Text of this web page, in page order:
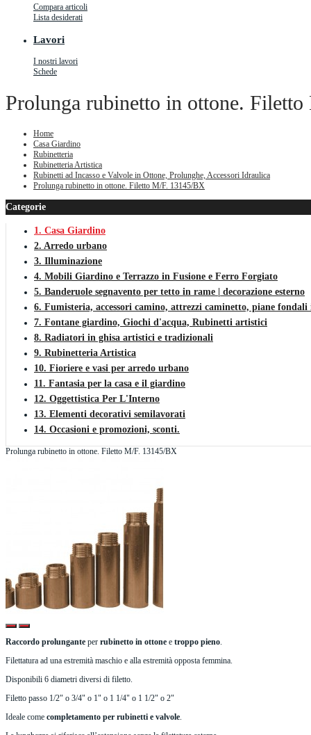
Compara articoli
Lista desiderati
Lavori
I nostri lavori
Schede
Prolunga rubinetto in ottone.
Home
Casa Giardino
Rubinetteria
Rubinetteria Artistica
Rubinetti ad Incasso e Valvole in Ottone, Prolunghe, Accessori Idraulica
Prolunga rubinetto in ottone. Filetto M/F. 13145/BX
Categorie
1. Casa Giardino
2. Arredo urbano
3. Illuminazione
4. Mobili Giardino e Terrazzo in Fusione e Ferro Forgiato
5. Banderuole segnavento per tetto in rame | decorazione esterno
6. Fumisteria, accessori camino, attrezzi caminetto, piane fondali
7. Fontane giardino, Giochi d'acqua, Rubinetti artistici
8. Radiatori in ghisa artistici e tradizionali
9. Rubinetteria Artistica
10. Fioriere e vasi per arredo urbano
11. Fantasia per la casa e il giardino
12. Oggettistica Per L'Interno
13. Elementi decorativi semilavorati
14. Occasioni e promozioni, sconti.
Prolunga rubinetto in ottone. Filetto M/F. 13145/BX
Raccordo prolungante per rubinetto in ottone e troppo pieno.
Filettatura ad una estremità maschio e alla estremità opposta femmina.
Disponibili 6 diametri diversi di filetto.
Filetto passo 1/2" o 3/4" o 1" o 1 1/4" o 1 1/2" o 2"
Ideale come completamento per rubinetti e valvole.